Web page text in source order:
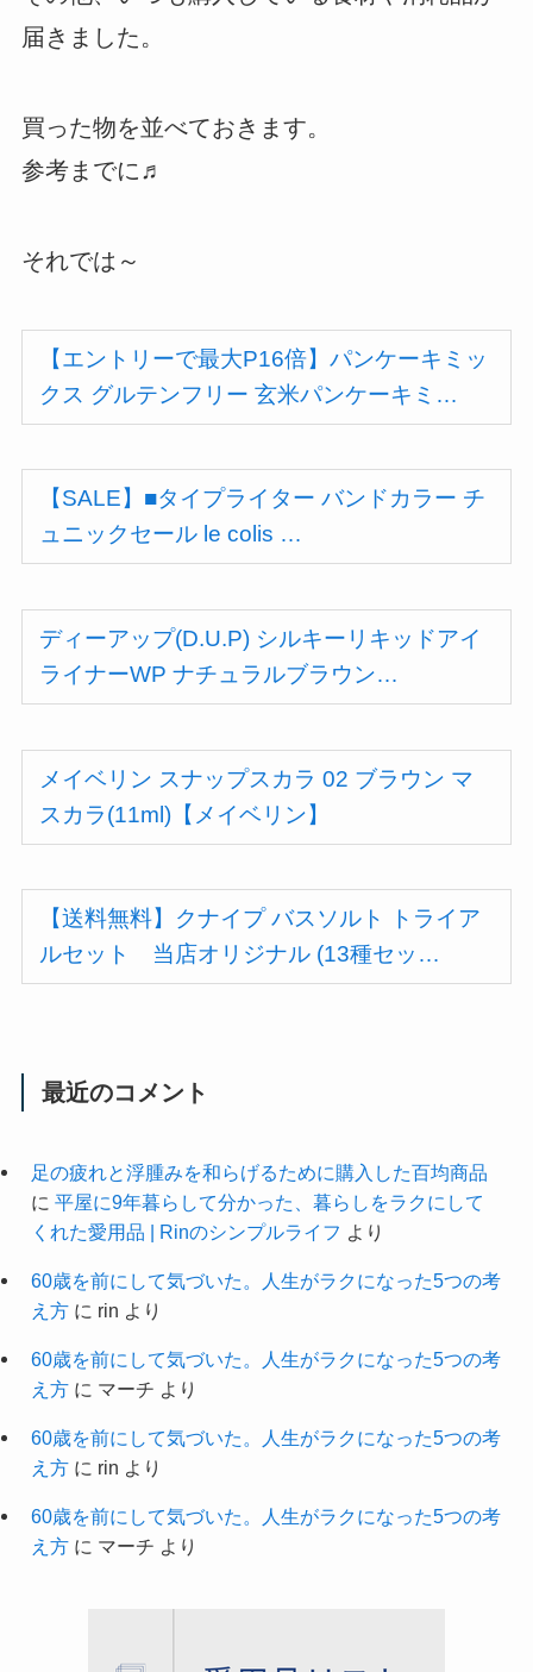
届きました。
買った物を並べておきます。
参考までに♬
それでは～
【エントリーで最大P16倍】パンケーキミッ
クス グルテンフリー 玄米パンケーキミ…
【SALE】■タイプライター バンドカラー チ
ュニックセール le colis …
ディーアップ(D.U.P) シルキーリキッドアイ
ライナーWP ナチュラルブラウン…
メイベリン スナップスカラ 02 ブラウン マ
スカラ(11ml)【メイベリン】
【送料無料】クナイプ バスソルト トライア
ルセット 当店オリジナル (13種セッ…
最近のコメント
足の疲れと浮腫みを和らげるために購入した百均商品
に 平屋に9年暮らして分かった、暮らしをラクにして
くれた愛用品 | Rinのシンプルライフ より
60歳を前にして気づいた。人生がラクになった5つの考
え方に rin より
60歳を前にして気づいた。人生がラクになった5つの考
え方に マーチ より
60歳を前にして気づいた。人生がラクになった5つの考
え方に rin より
60歳を前にして気づいた。人生がラクになった5つの考
え方に マーチ より